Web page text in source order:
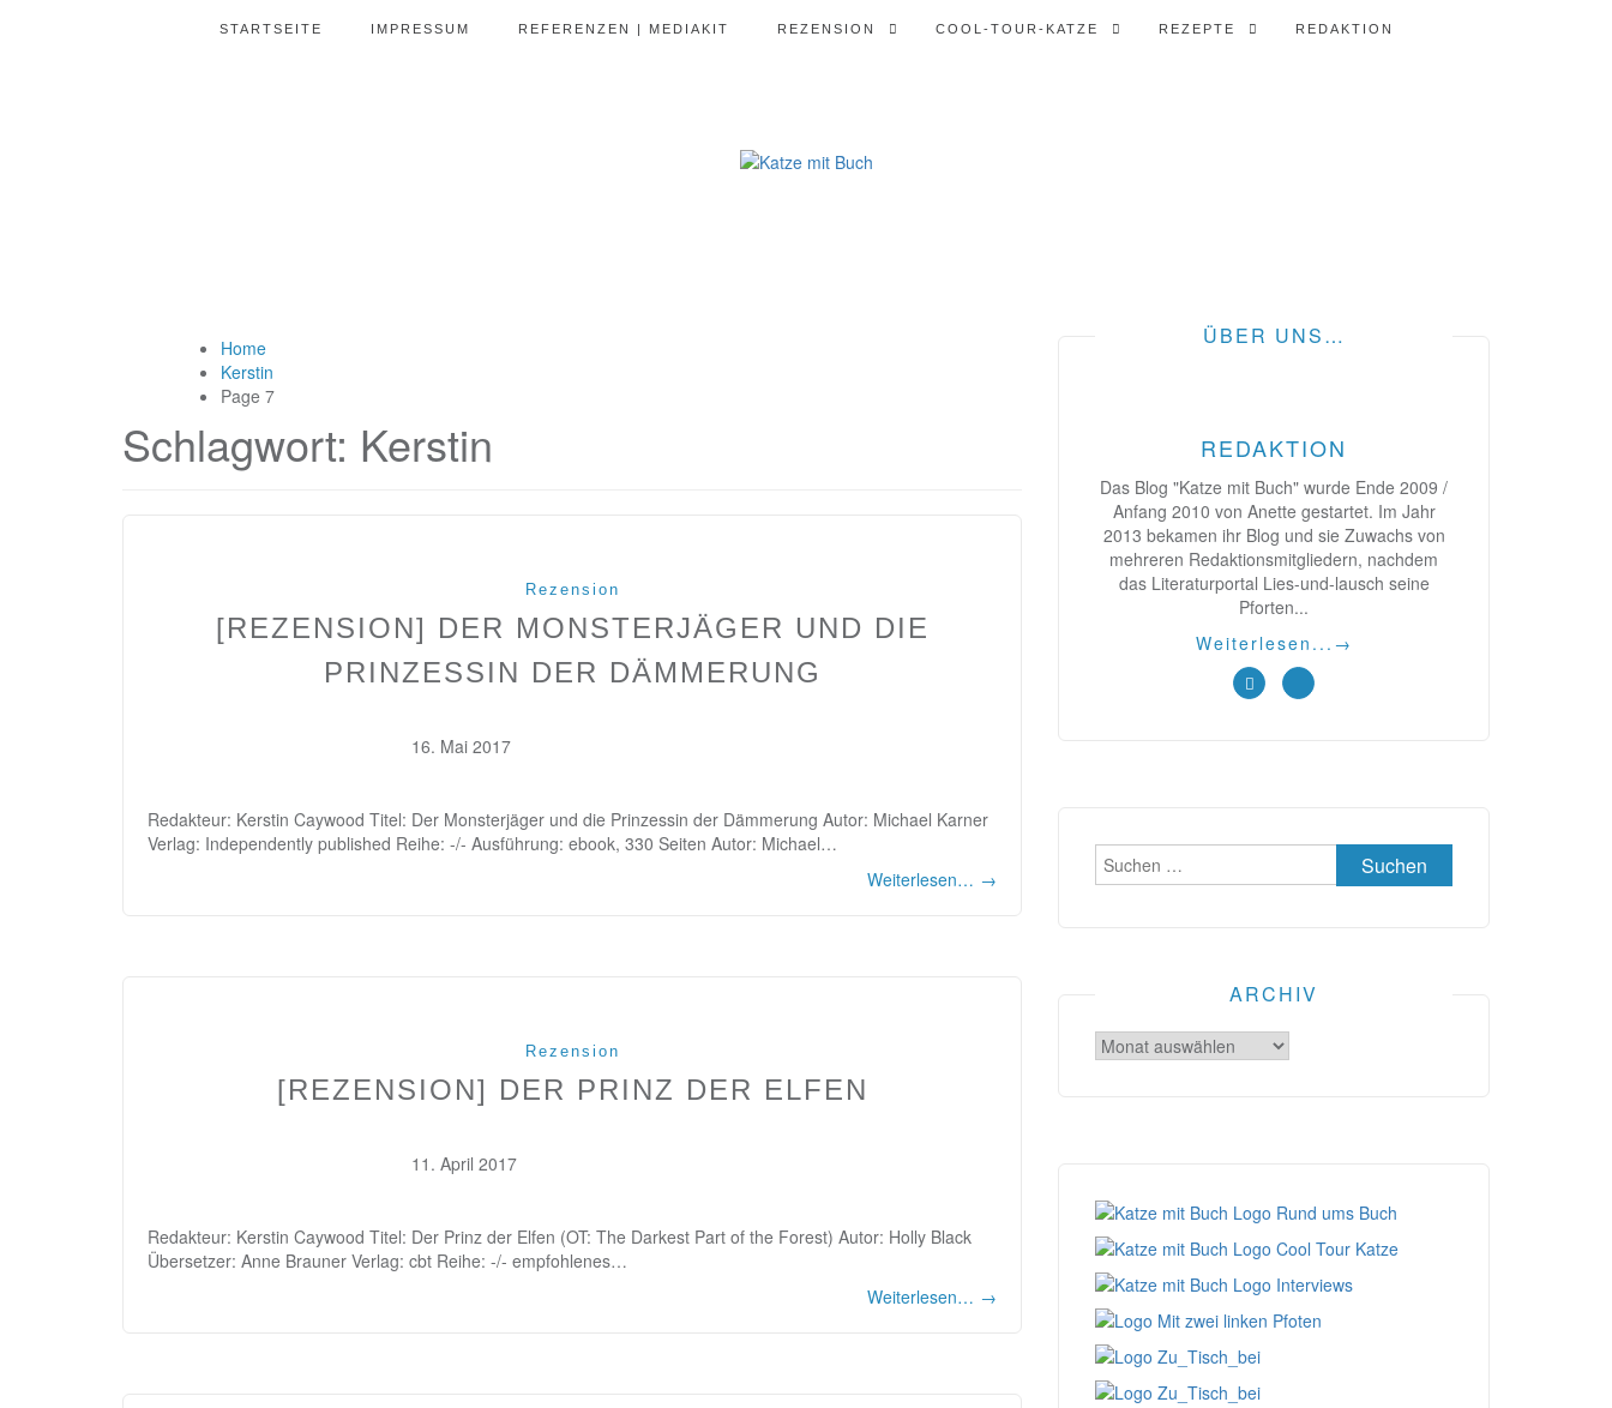
STARTSEITE IMPRESSUM REFERENZEN | MEDIAKIT REZENSION COOL-TOUR-KATZE REZEPTE REDAKTION
Home
Kerstin
Page 7
Schlagwort: Kerstin
Rezension
[REZENSION] DER MONSTERJÄGER UND DIE
PRINZESSIN DER DÄMMERUNG
16. Mai 2017
Redakteur: Kerstin Caywood Titel: Der Monsterjäger und die Prinzessin der Dämmerung Autor: Michael Karner
Verlag: Independently published Reihe: -/- Ausführung: ebook, 330 Seiten Autor: Michael…
Weiterlesen… →
Rezension
[REZENSION] DER PRINZ DER ELFEN
11. April 2017
Redakteur: Kerstin Caywood Titel: Der Prinz der Elfen (OT: The Darkest Part of the Forest) Autor: Holly Black
Übersetzer: Anne Brauner Verlag: cbt Reihe: -/- empfohlenes…
Weiterlesen… →
ÜBER UNS…
REDAKTION
Das Blog "Katze mit Buch" wurde Ende 2009 /
Anfang 2010 von Anette gestartet. Im Jahr
2013 bekamen ihr Blog und sie Zuwachs von
mehreren Redaktionsmitgliedern, nachdem
das Literaturportal Lies-und-lausch seine
Pforten...
Weiterlesen... →
Suchen
nach:
ARCHIV
Archiv